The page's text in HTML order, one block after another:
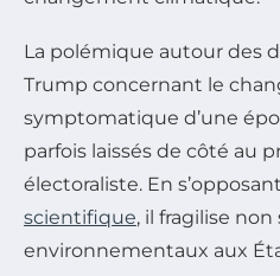
La polémique autour des
Trump concernant le
symptomatique d’une
parfois laissés de côté au
électoraliste. En
scientifique, il fragilise
environnementaux aux